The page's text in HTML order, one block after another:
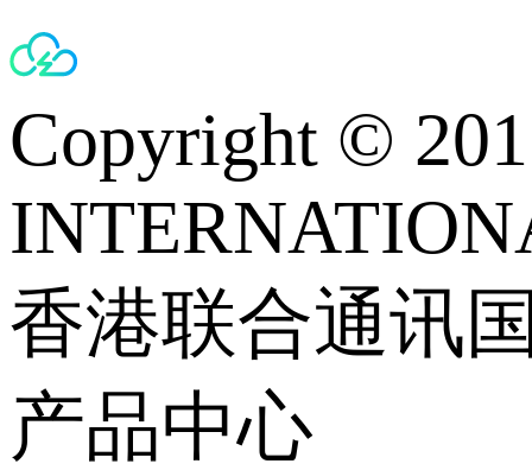
Copyright ©
香港联合通讯
产品中心